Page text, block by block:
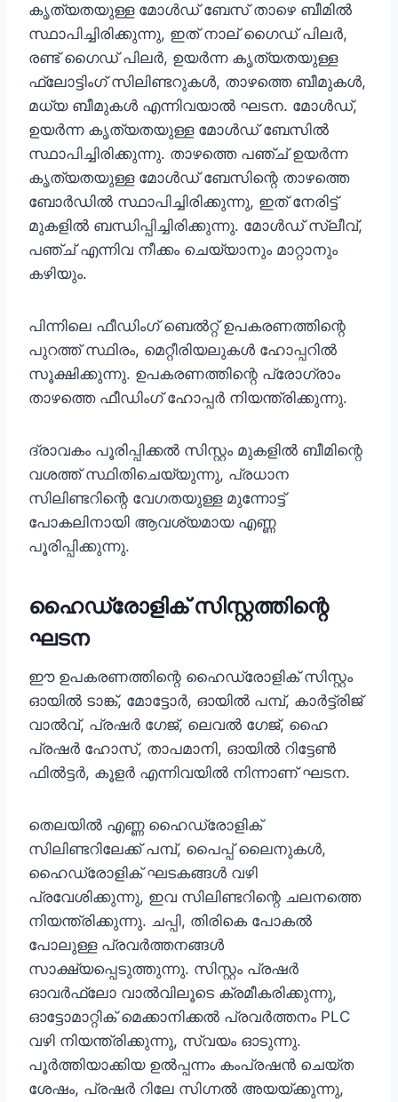
കൃത്യതയുള്ള മോൾഡ് ബേസ് താഴെ ബീമിൽ
സ്ഥാപിച്ചിരിക്കുന്നു, ഇത് നാല് ഗൈഡ് പിലർ,
രണ്ട് ഗൈഡ് പിലർ, ഉയർന്ന കൃത്യതയുള്ള
ഫ്ലോട്ടിംഗ് സിലിണ്ടറുകൾ, താഴത്തെ ബീമുകൾ,
മധ്യ ബീമുകൾ എന്നിവയാൽ ഘടന. മോൾഡ്,
ഉയർന്ന കൃത്യതയുള്ള മോൾഡ് ബേസിൽ
സ്ഥാപിച്ചിരിക്കുന്നു. താഴത്തെ പഞ്ച് ഉയർന്ന
കൃത്യതയുള്ള മോൾഡ് ബേസിന്റെ താഴത്തെ
ബോർഡിൽ സ്ഥാപിച്ചിരിക്കുന്നു, ഇത് നേരിട്ട്
മുകളിൽ ബന്ധിപ്പിച്ചിരിക്കുന്നു. മോൾഡ് സ്ലീവ്,
പഞ്ച് എന്നിവ നീക്കം ചെയ്യാനും മാറ്റാനും
കഴിയും.
പിന്നിലെ ഫീഡിംഗ് ബെൽറ്റ് ഉപകരണത്തിന്റെ
പുറത്ത് സ്ഥിരം, മെറ്റീരിയലുകൾ ഹോപ്പറിൽ
സൂക്ഷിക്കുന്നു. ഉപകരണത്തിന്റെ പ്രോഗ്രാം
താഴത്തെ ഫീഡിംഗ് ഹോപ്പർ നിയന്ത്രിക്കുന്നു.
ദ്രാവകം പൂരിപ്പിക്കൽ സിസ്റ്റം മുകളിൽ ബീമിന്റെ
വശത്ത് സ്ഥിതിചെയ്യുന്നു, പ്രധാന
സിലിണ്ടറിന്റെ വേഗതയുള്ള മുന്നോട്ട്
പോകലിനായി ആവശ്യമായ എണ്ണ
പൂരിപ്പിക്കുന്നു.
ഹൈഡ്രോളിക് സിസ്റ്റത്തിന്റെ
ഘടന
ഈ ഉപകരണത്തിന്റെ ഹൈഡ്രോളിക് സിസ്റ്റം
ഓയിൽ ടാങ്ക്, മോട്ടോർ, ഓയിൽ പമ്പ്, കാർട്ട്രിജ്
വാൽവ്, പ്രഷർ ഗേജ്, ലെവൽ ഗേജ്, ഹൈ
പ്രഷർ ഹോസ്, താപമാനി, ഓയിൽ റിട്ടേൺ
ഫിൽട്ടർ, കൂളർ എന്നിവയിൽ നിന്നാണ് ഘടന.
തെലയിൽ എണ്ണ ഹൈഡ്രോളിക്
സിലിണ്ടറിലേക്ക് പമ്പ്, പൈപ്പ് ലൈനുകൾ,
ഹൈഡ്രോളിക് ഘടകങ്ങൾ വഴി
പ്രവേശിക്കുന്നു, ഇവ സിലിണ്ടറിന്റെ ചലനത്തെ
നിയന്ത്രിക്കുന്നു. ചപ്പി, തിരികെ പോകൽ
പോലുള്ള പ്രവർത്തനങ്ങൾ
സാക്ഷ്യപ്പെടുത്തുന്നു. സിസ്റ്റം പ്രഷർ
ഓവർഫ്ലോ വാൽവിലൂടെ ക്രമീകരിക്കുന്നു,
ഓട്ടോമാറ്റിക് മെക്കാനിക്കൽ പ്രവർത്തനം PLC
വഴി നിയന്ത്രിക്കുന്നു, സ്വയം ഓടുന്നു.
പൂർത്തിയാക്കിയ ഉൽപ്പന്നം കംപ്രഷൻ ചെയ്ത
ശേഷം, പ്രഷർ റിലേ സിഗ്നൽ അയയ്ക്കുന്നു,